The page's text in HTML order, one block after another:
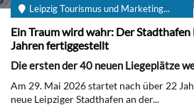
Leipzig Tourismus und Marketing...
Ein Traum wird wahr: Der
Jahren fertiggestellt
Die ersten der 40 neuen Liegeplätze
Am 29. Mai 2026 startet nach über 22
neue Leipziger Stadthafen an der...